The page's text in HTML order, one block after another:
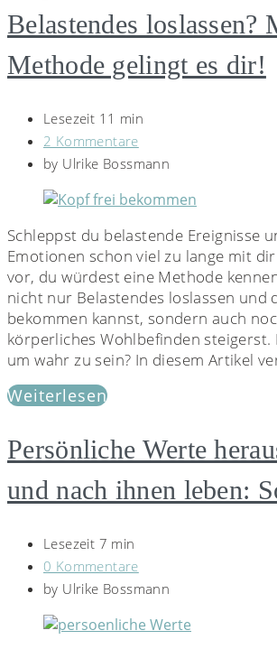
Belastendes loslassen?
Methode gelingt es dir!
Lesezeit 11 min
2 Kommentare
by Ulrike Bossmann
Schleppst du belastende Ereignisse
Emotionen schon viel zu lange mit
vor, du würdest eine Methode
nicht nur Belastendes loslassen und
bekommen kannst, sondern auch
körperliches Wohlbefinden steigerst.
um wahr zu sein? In diesem Artikel
Weiterlesen
Persönliche Werte
und nach ihnen leben:
Lesezeit 7 min
0 Kommentare
by Ulrike Bossmann